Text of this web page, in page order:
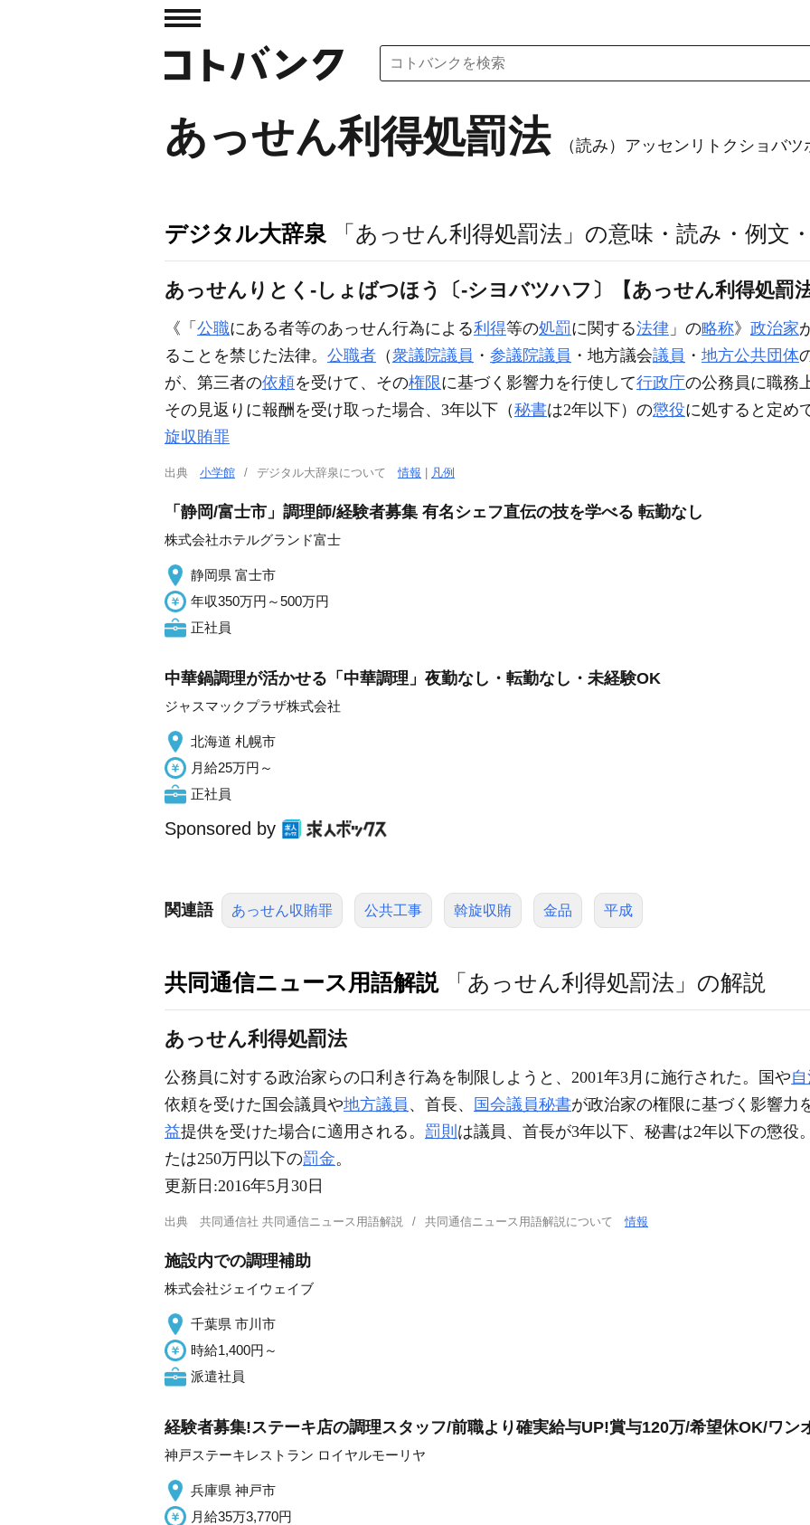
あっせん利得処罰法 （読み）アッセンリトクショバツ
デジタル大辞泉 「あっせん利得処罰法」の意味・読み・例文
あっせんりとく‐しょばつほう〔‐シヨバツハフ〕【あっせん利得処罰
《「 公職にある者等のあっせん行為による利得等の処罰に関する法律 」の略称》 政治家
ることを禁じた法律。 公職者 （衆議院議員 ・ 参議院議員 ・地方議会議員 ・ 地方公共団体
が、第三者の依頼を受けて、その権限に基づく影響力を行使して行政庁の公務員に職務
その見返りに報酬を受け取った場合、3年以下（秘書は2年以下）の懲役に処すると定め
旋収賄罪
出典 小学館 デジタル大辞泉について情報 凡例
「静岡/富士市」調理師/経験者募集 有名シェフ直伝の技を学べる 転勤なし
株式会社ホテルグランド富士
静岡県 富士市
年収350万円～500万円
正社員
中華鍋調理が活かせる「中華調理」夜勤なし・転勤なし・未経験OK
ジャスマックプラザ株式会社
北海道 札幌市
月給25万円～
正社員
Sponsored by
関連語 あっせん収賄罪 公共工事 斡旋収賄 金品 平成
共同通信ニュース用語解説 「あっせん利得処罰法」の解説
あっせん利得処罰法
公務員に対する政治家らの口利き行為を制限しようと、2001年3月に施行された。国や
依頼を受けた国会議員や地方議員 、首長、 国会議員秘書が政治家の権限に基づく影響力
益提供を受けた場合に適用される。 罰則 は議員、首長が3年以下、秘書は2年以下の懲役
たは250万円以下の罰金。
更新日:2016年5月30日
出典 共同通信社 共同通信ニュース用語解説 共同通信ニュース用語解説について情報
施設内での調理補助
株式会社ジェイウェイブ
千葉県 市川市
時給1,400円～
派遣社員
経験者募集!ステーキ店の調理スタッフ/前職より確実給与UP!賞与120万/希望休OK/ワン
神戸ステーキレストラン ロイヤルモーリヤ
兵庫県 神戸市
月給35万3,770円